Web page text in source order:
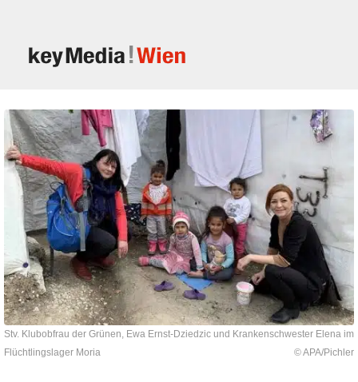
Stv. Klubobfrau der Grünen, Ewa Ernst-Dziedzic und Krankenschwester Elena im
Flüchtlingslager Moria
© APA/Pichler